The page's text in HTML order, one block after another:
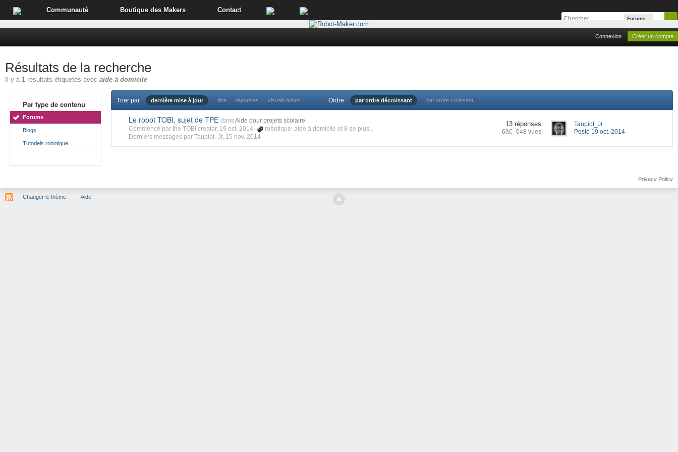
Communauté Boutique des Makers Contact
Forums
Connexion Créer un compte
Résultats de la recherche
Il y a 1 résultats étiquetés avec aide à domicile
Par type de contenu
Forums
Blogs
Tutoriels robotique
Trier par dernière mise à jour titre réponses visualisations Ordre par ordre décroissant par ordre croissant
Le robot TOBI, sujet de TPE dansAide pour projets scolaire
Commencé par the TOBI creator, 19 oct. 2014 robotique, aide à domicile et 8 de plus...
Derniers messages par Taupiot_Jr, 15 nov. 2014
13 réponses
6â€¯048 vues
Taupiot_Jr
Posté 19 oct. 2014
Privacy Policy
Changer le thème Aide